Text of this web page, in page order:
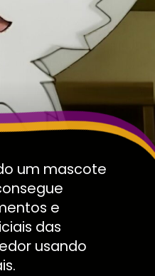
um mascote
e
das
usando